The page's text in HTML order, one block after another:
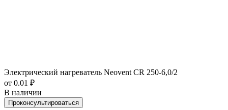
Электрический нагреватель Neovent CR 250-6,0/2
от 0.01 ₽
В наличии
Проконсультироваться